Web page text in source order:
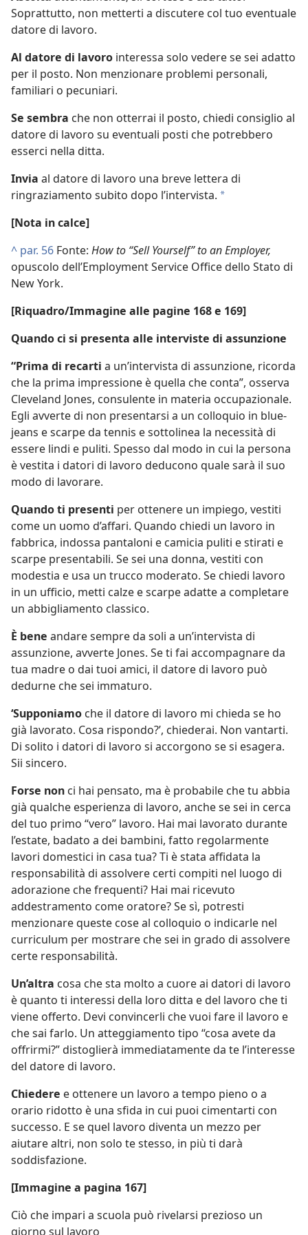
Soprattutto, non metterti a discutere col tuo eventuale
datore di lavoro.
Al datore di lavoro interessa solo vedere se sei adatto
per il posto. Non menzionare problemi personali,
familiari o pecuniari.
Se sembra che non otterrai il posto, chiedi consiglio al
datore di lavoro su eventuali posti che potrebbero
esserci nella ditta.
Invia al datore di lavoro una breve lettera di
ringraziamento subito dopo l’intervista. *
[Nota in calce]
^ par. 56 Fonte: How to “Sell Yourself” to an Employer,
opuscolo dell’Employment Service Office dello Stato di
New York.
[Riquadro/Immagine alle pagine 168 e 169]
Quando ci si presenta alle interviste di assunzione
“Prima di recarti a un’intervista di assunzione, ricorda
che la prima impressione è quella che conta”, osserva
Cleveland Jones, consulente in materia occupazionale.
Egli avverte di non presentarsi a un colloquio in blue-
jeans e scarpe da tennis e sottolinea la necessità di
essere lindi e puliti. Spesso dal modo in cui la persona
è vestita i datori di lavoro deducono quale sarà il suo
modo di lavorare.
Quando ti presenti per ottenere un impiego, vestiti
come un uomo d’affari. Quando chiedi un lavoro in
fabbrica, indossa pantaloni e camicia puliti e stirati e
scarpe presentabili. Se sei una donna, vestiti con
modestia e usa un trucco moderato. Se chiedi lavoro
in un ufficio, metti calze e scarpe adatte a completare
un abbigliamento classico.
È bene andare sempre da soli a un’intervista di
assunzione, avverte Jones. Se ti fai accompagnare da
tua madre o dai tuoi amici, il datore di lavoro può
dedurne che sei immaturo.
‘Supponiamo che il datore di lavoro mi chieda se ho
già lavorato. Cosa rispondo?’, chiederai. Non vantarti.
Di solito i datori di lavoro si accorgono se si esagera.
Sii sincero.
Forse non ci hai pensato, ma è probabile che tu abbia
già qualche esperienza di lavoro, anche se sei in cerca
del tuo primo “vero” lavoro. Hai mai lavorato durante
l’estate, badato a dei bambini, fatto regolarmente
lavori domestici in casa tua? Ti è stata affidata la
responsabilità di assolvere certi compiti nel luogo di
adorazione che frequenti? Hai mai ricevuto
addestramento come oratore? Se sì, potresti
menzionare queste cose al colloquio o indicarle nel
curriculum per mostrare che sei in grado di assolvere
certe responsabilità.
Un’altra cosa che sta molto a cuore ai datori di lavoro
è quanto ti interessi della loro ditta e del lavoro che ti
viene offerto. Devi convincerli che vuoi fare il lavoro e
che sai farlo. Un atteggiamento tipo “cosa avete da
offrirmi?” distoglierà immediatamente da te l’interesse
del datore di lavoro.
Chiedere e ottenere un lavoro a tempo pieno o a
orario ridotto è una sfida in cui puoi cimentarti con
successo. E se quel lavoro diventa un mezzo per
aiutare altri, non solo te stesso, in più ti darà
soddisfazione.
[Immagine a pagina 167]
Ciò che impari a scuola può rivelarsi prezioso un
giorno sul lavoro